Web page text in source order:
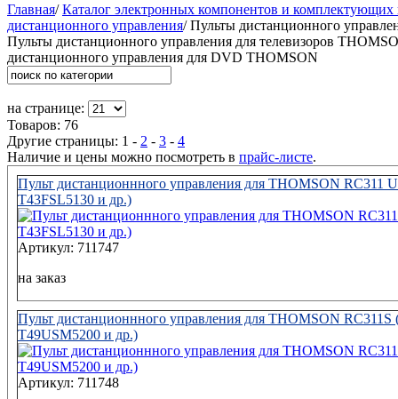
Главная/Каталог электронных компонентов и комплектующих
дистанционного управления/ Пульты дистанционного
Пульты дистанционного управления для телевизоров
дистанционного управления для DVD THOMSON
на странице:
Товаров: 76
Другие страницы: 1 - 2 - 3 - 4
Наличие и цены можно посмотреть в прайс-листе.
Пульт дистанционнного управления для THOMSON RC311
T43FSL5130 и др.)
Артикул: 711747
на заказ
Пульт дистанционнного управления для THOMSON RC311S
T49USM5200 и др.)
Артикул: 711748